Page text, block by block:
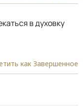
в духовку
как Завершенное